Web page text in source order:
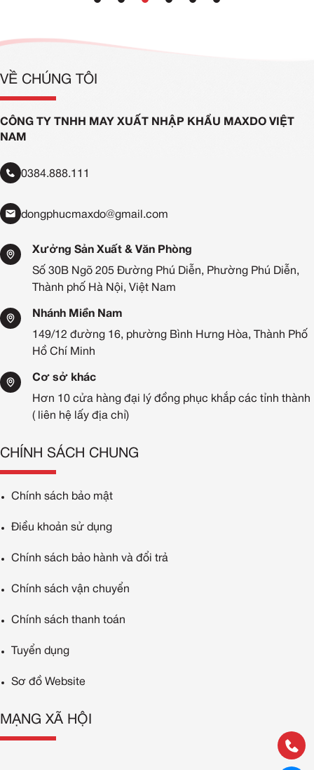
VỀ CHÚNG TÔI
CÔNG TY TNHH MAY XUẤT NHẬP KHẨU MAXDO VIỆT
NAM
0384.888.111
dongphucmaxdo@gmail.com
Xưởng Sản Xuất & Văn Phòng
Số 30B Ngõ 205 Đường Phú Diễn, Phường Phú Diễn,
Thành phố Hà Nội, Việt Nam
Nhánh Miền Nam
149/12 đường 16, phường Bình Hưng Hòa, Thành Phố
Hồ Chí Minh
Cơ sở khác
Hơn 10 cửa hàng đại lý đồng phục khắp các tỉnh thành
( liên hệ lấy địa chỉ)
CHÍNH SÁCH CHUNG
Chính sách bảo mật
Điều khoản sử dụng
Chính sách bảo hành và đổi trả
Chính sách vận chuyển
Chính sách thanh toán
Tuyển dụng
Sơ đồ Website
MẠNG XÃ HỘI